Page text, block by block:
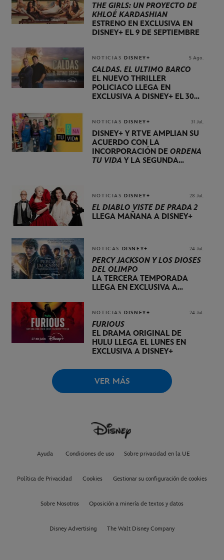
THE GIRLS: UN PROYECTO DE
KHLOÉ KARDASHIAN
ESTRENO EN EXCLUSIVA EN
DISNEY+ EL 9 DE SEPTIEMBRE
NOTICIAS DISNEY+ 5 Ago.
CALDAS. EL ÚLTIMO BARCO
EL NUEVO THRILLER
POLICIACO LLEGA EN
EXCLUSIVA A DISNEY+ EL 30
NOTICIAS DISNEY+ 31 Jul.
DISNEY+ Y RTVE AMPLÍAN SU
ACUERDO CON LA
INCORPORACIÓN DE ORDENA
TU VIDA Y LA SEGUNDA
NOTICIAS DISNEY+ 28 Jul.
EL DIABLO VISTE DE PRADA 2
LLEGA MAÑANA A DISNEY+
NOTICAS DISNEY+ 24 Jul.
PERCY JACKSON Y LOS DIOSES
DEL OLIMPO
LA TERCERA TEMPORADA
LLEGA EN EXCLUSIVA A
NOTICIAS DISNEY+ 24 Jul.
FURIOUS
EL DRAMA ORIGINAL DE
HULU LLEGA EL LUNES EN
EXCLUSIVA A DISNEY+
VER MÁS
Ayuda Condiciones de uso Sobre privacidad en la UE
Política de Privacidad Cookies Gestionar su configuración de cookies
Sobre Nosotros Oposición a minería de textos y datos
Disney Advertising The Walt Disney Company